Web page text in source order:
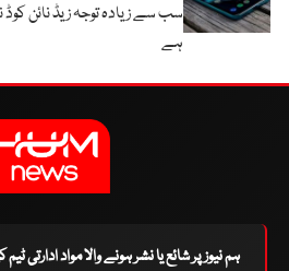
سب سے زیادہ توجہ زیڈ نائن
ہے
ہم نیوز پر شائع یا نشر ہونے والا مواد ادارتی